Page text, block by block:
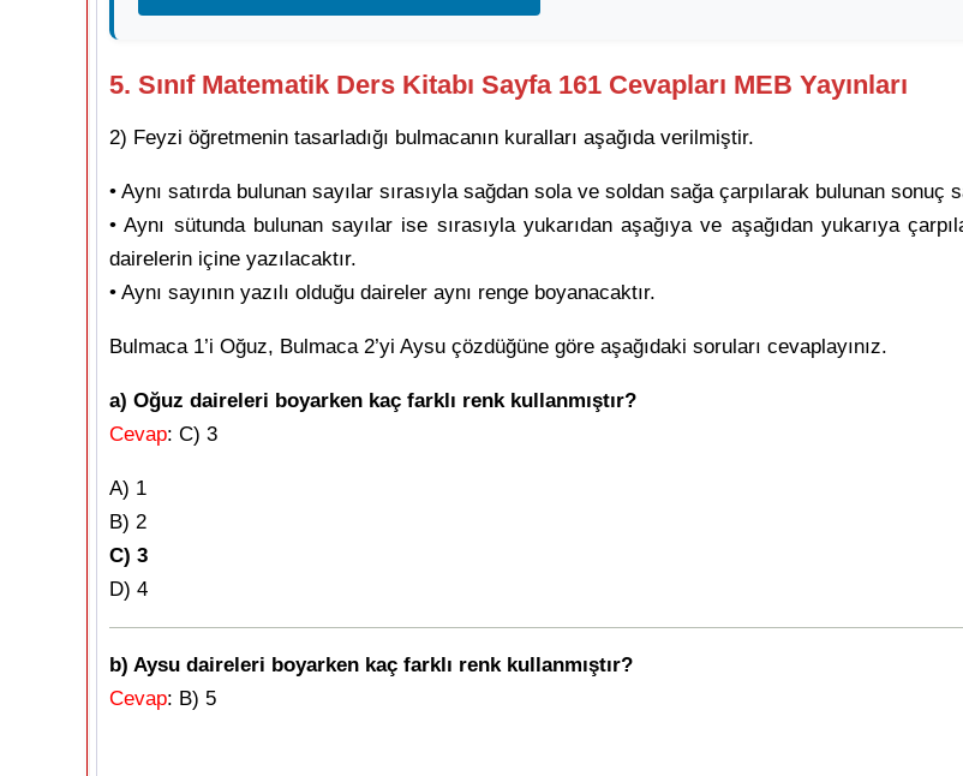
5. Sınıf Matematik Ders Kitabı Sayfa 161 Cevapları MEB Yayınları
2) Feyzi öğretmenin tasarladığı bulmacanın kuralları aşağıda verilmiştir.
• Aynı satırda bulunan sayılar sırasıyla sağdan sola ve soldan sağa çarpılarak bulunan sonuç
• Aynı sütunda bulunan sayılar ise sırasıyla yukarıdan aşağıya ve aşağıdan yukarıya
dairelerin içine yazılacaktır.
• Aynı sayının yazılı olduğu daireler aynı renge boyanacaktır.
Bulmaca 1’i Oğuz, Bulmaca 2’yi Aysu çözdüğüne göre aşağıdaki soruları cevaplayınız.
a) Oğuz daireleri boyarken kaç farklı renk kullanmıştır?
Cevap: C) 3
A) 1
B) 2
C) 3
D) 4
b) Aysu daireleri boyarken kaç farklı renk kullanmıştır?
Cevap: B) 5